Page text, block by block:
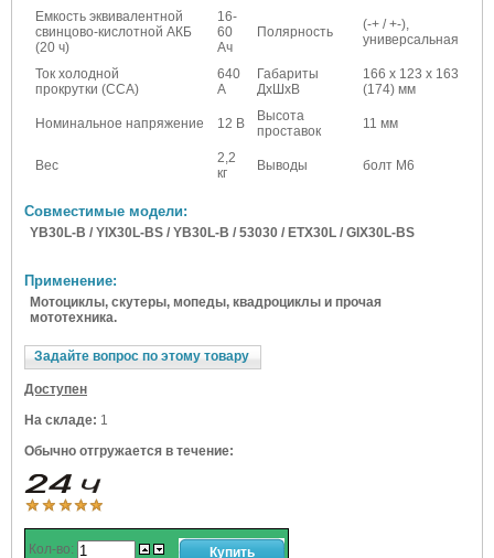
Емкость эквивалентной
свинцово-кислотной АКБ
(20 ч)
16-
60
Ач
Полярность
(-+ / +-),
универсальная
Ток холодной
прокрутки (CCA)
640
А
Габариты
ДхШхВ
166 х 123 х 163
(174) мм
Номинальное напряжение 12 В
Высота
проставок
11 мм
Вес
2,2
кг
Выводы болт M6
Совместимые модели:
YB30L-B / YIX30L-BS / YB30L-B / 53030 / ETX30L / GIX30L-BS
Применение:
Мотоциклы, скутеры, мопеды, квадроциклы и прочая
мототехника.
Задайте вопрос по этому товару
Доступен
На складе: 1
Обычно отгружается в течение:
Кол-во: